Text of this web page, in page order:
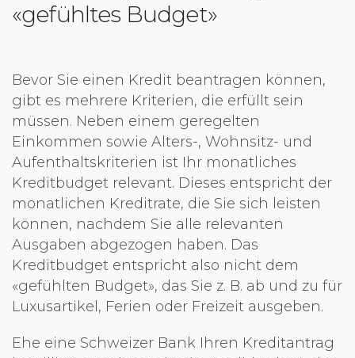
«gefühltes Budget»
Bevor Sie einen Kredit beantragen können,
gibt es mehrere Kriterien, die erfüllt sein
müssen. Neben einem geregelten
Einkommen sowie Alters-, Wohnsitz- und
Aufenthaltskriterien ist Ihr monatliches
Kreditbudget relevant. Dieses entspricht der
monatlichen Kreditrate, die Sie sich leisten
können, nachdem Sie alle relevanten
Ausgaben abgezogen haben. Das
Kreditbudget entspricht also nicht dem
«gefühlten Budget», das Sie z. B. ab und zu für
Luxusartikel, Ferien oder Freizeit ausgeben.
Ehe eine Schweizer Bank Ihren Kreditantrag